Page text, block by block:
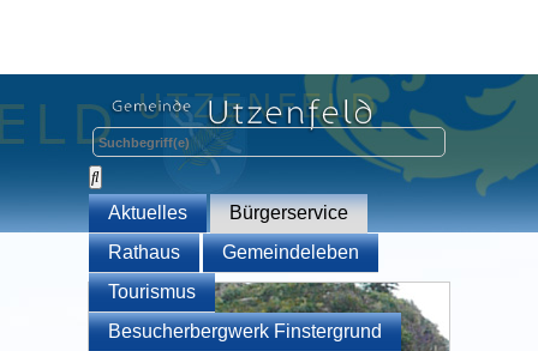
Aktuelles
Bürgerservice
Rathaus
Gemeindeleben
Tourismus
Besucherbergwerk Finstergrund